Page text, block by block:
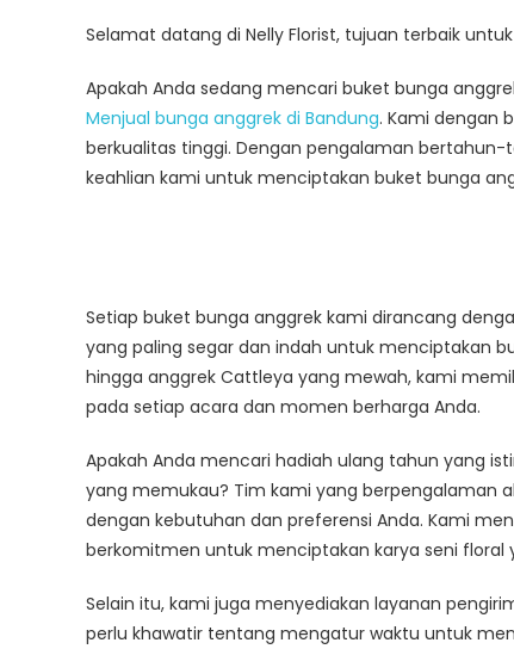
Buket
Bunga
Anggrek
Selamat datang di Nelly Florist, tujuan terbaik
Apakah Anda sedang mencari buket bunga
Menjual bunga anggrek di Bandung. Kami dengan
berkualitas tinggi. Dengan pengalaman
keahlian kami untuk menciptakan buket bunga
Setiap buket bunga anggrek kami dirancang
yang paling segar dan indah untuk menciptakan
hingga anggrek Cattleya yang mewah, kami
pada setiap acara dan momen berharga Anda.
Apakah Anda mencari hadiah ulang tahun yang
yang memukau? Tim kami yang berpengalaman
dengan kebutuhan dan preferensi Anda. Kami
berkomitmen untuk menciptakan karya seni floral
Selain itu, kami juga menyediakan layanan
perlu khawatir tentang mengatur waktu untuk